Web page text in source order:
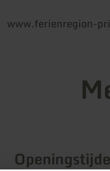
www.ferienregion-